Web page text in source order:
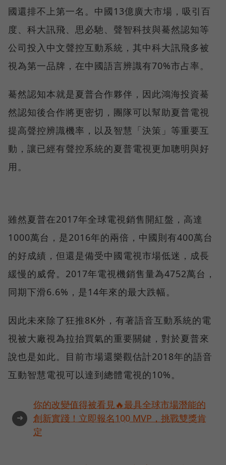
國還排不上第一名。中國13億廣大市場，吸引百
度、科大訊飛、思必馳、聲智科技與驀然認知等
公司投入中文聲控互動系統，其中科大訊飛多被
視為第一品牌，在中國語言辨識有70%市占率。
驀然認知本就是夏普合作夥伴，因此鴻海投資驀
然認知後合作將更密切，團隊可以幫助夏普電視
提高聲控辨識機率，以及智慧「決策」等重要互
動，讓已經有聲控系統的夏普電視更加聰明與好
用。
雖然夏普在2017年全球電視銷售開紅盤，高達
1000萬台，是2016年的兩倍，中國則有400萬台
的好成績，但還是備受中國電視市場低迷，成長
緩慢的威脅。2017年電視機銷售量為4752萬台，
同期下滑6.6%，是14年來的最大跌幅。
因此未來除了狂推8K外，有著語音互動系統的電
視被大廠視為拉抬買氣的重要關鍵，對於夏普來
說也是如此。目前市場還樂觀估計2018年的語音
互動智慧電視可以達到總體電視的10%。
➜
你的改變值得被看見🔥最具全球市場潛能的
創新實踐！立即報名100 MVP，挑戰雙獎肯
定